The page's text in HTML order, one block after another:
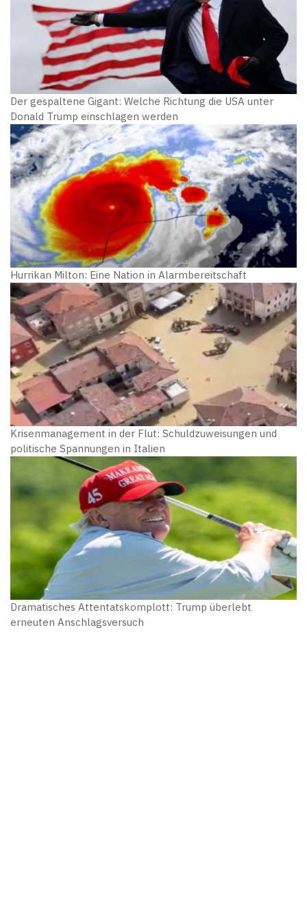
Der gespaltene Gigant: Welche Richtung die USA unter
Donald Trump einschlagen werden
Hurrikan Milton: Eine Nation in Alarmbereitschaft
Krisenmanagement in der Flut: Schuldzuweisungen und
politische Spannungen in Italien
Dramatisches Attentatskomplott: Trump überlebt
erneuten Anschlagsversuch